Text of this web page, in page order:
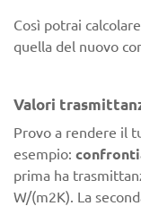
Così potrai
quella del nuovo
Valori
Provo a rendere il
esempio:
prima ha
W/(m2K). La